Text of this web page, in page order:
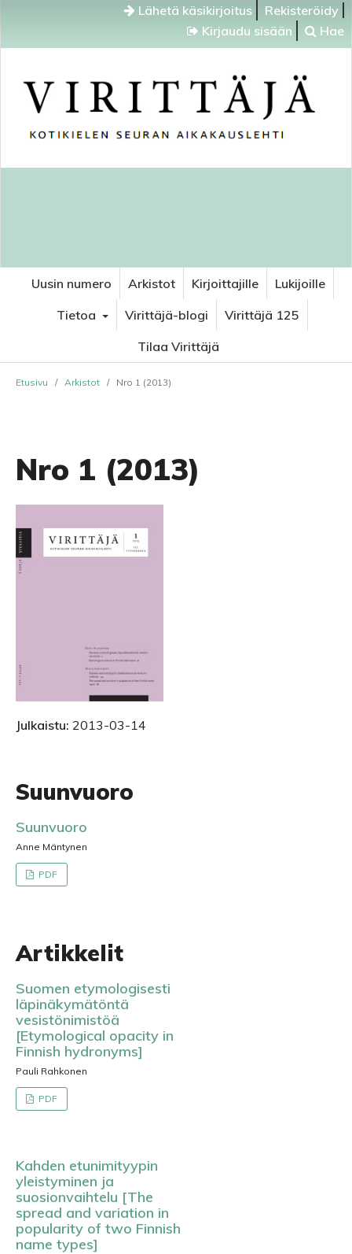
Lähetä käsikirjoitus
Rekisteröidy
Kirjaudu sisään
Hae
Uusin numero Arkistot Kirjoittajille
Lukijoille
Tietoa
Virittäjä-blogi
Virittäjä 125
Tilaa Virittäjä
Etusivu / Arkistot / Nro 1 (2013)
Nro 1 (2013)
Julkaistu: 2013-03-14
Suunvuoro
Suunvuoro
Anne Mäntynen
PDF
Artikkelit
Suomen etymologisesti
läpinäkymätöntä
vesistönimistöä
[Etymological opacity in
Finnish hydronyms]
Pauli Rahkonen
PDF
Kahden etunimityypin
yleistyminen ja
suosionvaihtelu [The
spread and variation in
popularity of two Finnish
name types]